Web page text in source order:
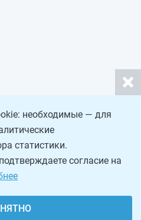
необходимые — для
статистики.
согласие на